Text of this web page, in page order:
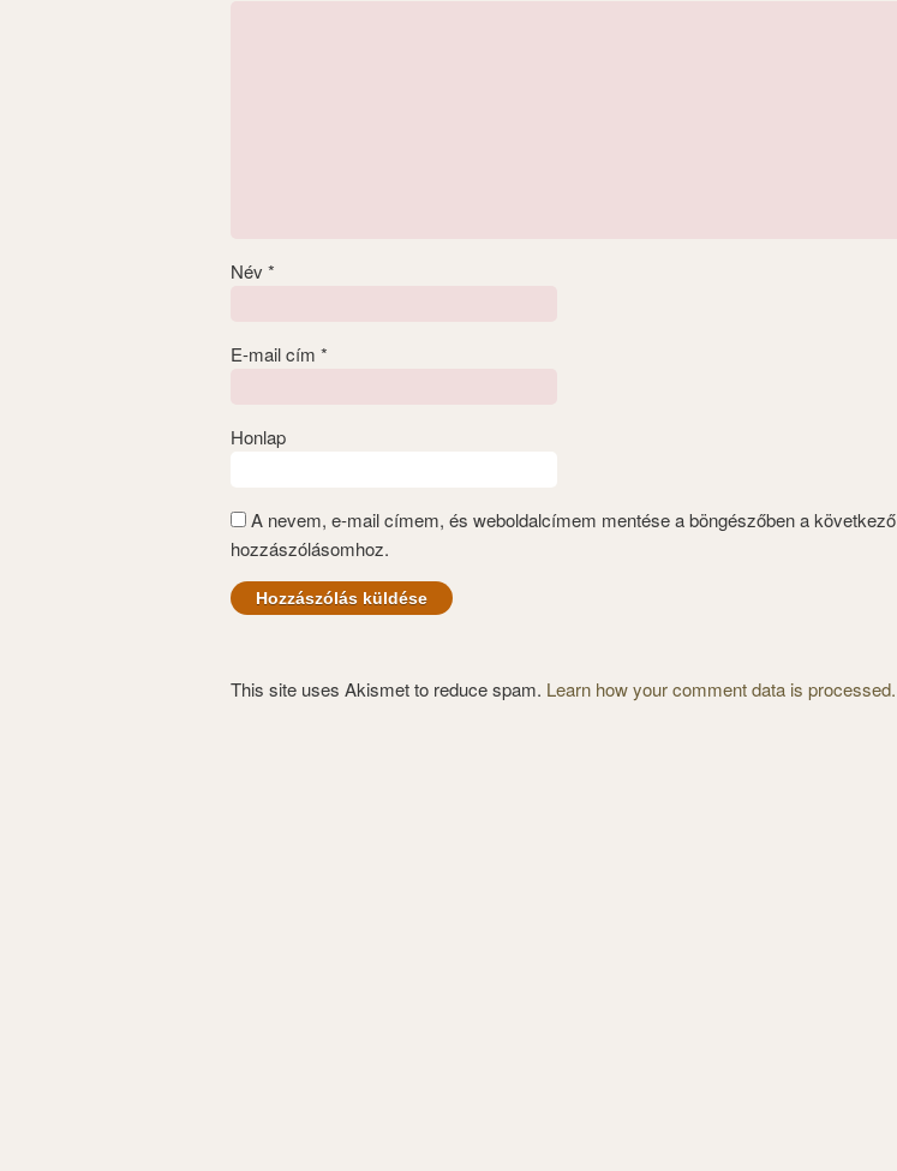
Név *
E-mail cím *
Honlap
A nevem, e-mail címem, és weboldalcímem mentése a böngészőben a következő
hozzászólásomhoz.
This site uses Akismet to reduce spam. Learn how your comment data is processed.